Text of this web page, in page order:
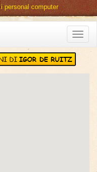
personal computer